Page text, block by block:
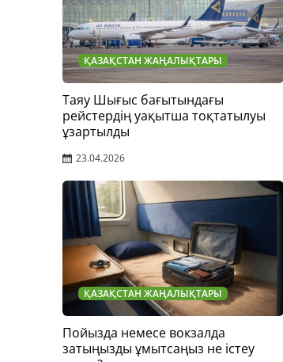
ҚАЗАҚСТАН ЖАҢАЛЫҚТАРЫ
Таяу Шығыс бағытындағы
рейстердің уақытша тоқтатылуы
ұзартылды
23.04.2026
ҚАЗАҚСТАН ЖАҢАЛЫҚТАРЫ
Пойызда немесе вокзалда
затыңызды ұмытсаңыз не істеу